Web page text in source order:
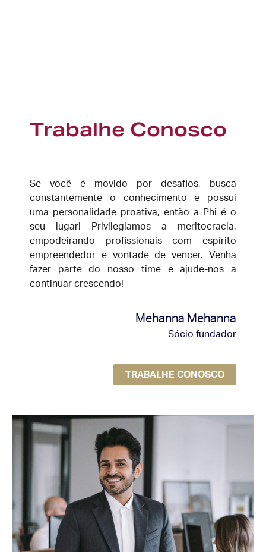
Trabalhe Conosco
Se você é movido por desafios, busca
constantemente o conhecimento e possui
uma personalidade proativa, então a Phi é o
seu lugar! Privilegiamos a meritocracia,
empodeirando profissionais com espírito
empreendedor e vontade de vencer. Venha
fazer parte do nosso time e ajude-nos a
continuar crescendo!
Mehanna Mehanna
Sócio fundador
TRABALHE CONOSCO